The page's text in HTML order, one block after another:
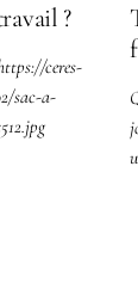
?
ceres-
sac-a-